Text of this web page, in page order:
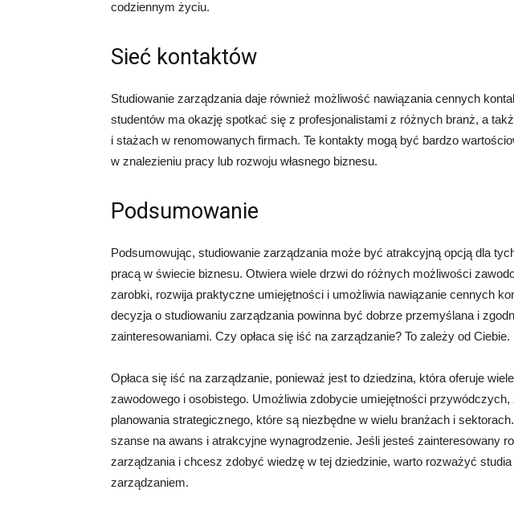
codziennym życiu.
Sieć kontaktów
Studiowanie zarządzania daje również możliwość nawiązania cennych
studentów ma okazję spotkać się z profesjonalistami z różnych branż, a
i stażach w renomowanych firmach. Te kontakty mogą być bardzo
w znalezieniu pracy lub rozwoju własnego biznesu.
Podsumowanie
Podsumowując, studiowanie zarządzania może być atrakcyjną opcją dla
pracą w świecie biznesu. Otwiera wiele drzwi do różnych możliwości
zarobki, rozwija praktyczne umiejętności i umożliwia nawiązanie cennych
decyzja o studiowaniu zarządzania powinna być dobrze przemyślana i
zainteresowaniami. Czy opłaca się iść na zarządzanie? To zależy od Ciebie.
Opłaca się iść na zarządzanie, ponieważ jest to dziedzina, która oferuje
zawodowego i osobistego. Umożliwia zdobycie umiejętności przywódczych,
planowania strategicznego, które są niezbędne w wielu branżach i
szanse na awans i atrakcyjne wynagrodzenie. Jeśli jesteś zainteresowany
zarządzania i chcesz zdobyć wiedzę w tej dziedzinie, warto rozważyć
zarządzaniem.